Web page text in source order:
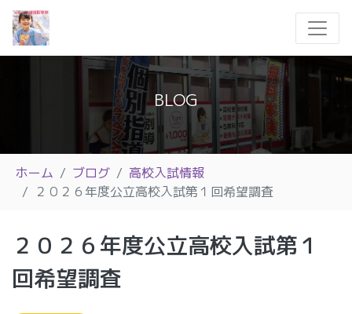
BLOG
ホーム ブログ
高校入試情報
２０２６年度公立高校入試第１回希望調査
２０２６年度公立高校入試第１
回希望調査